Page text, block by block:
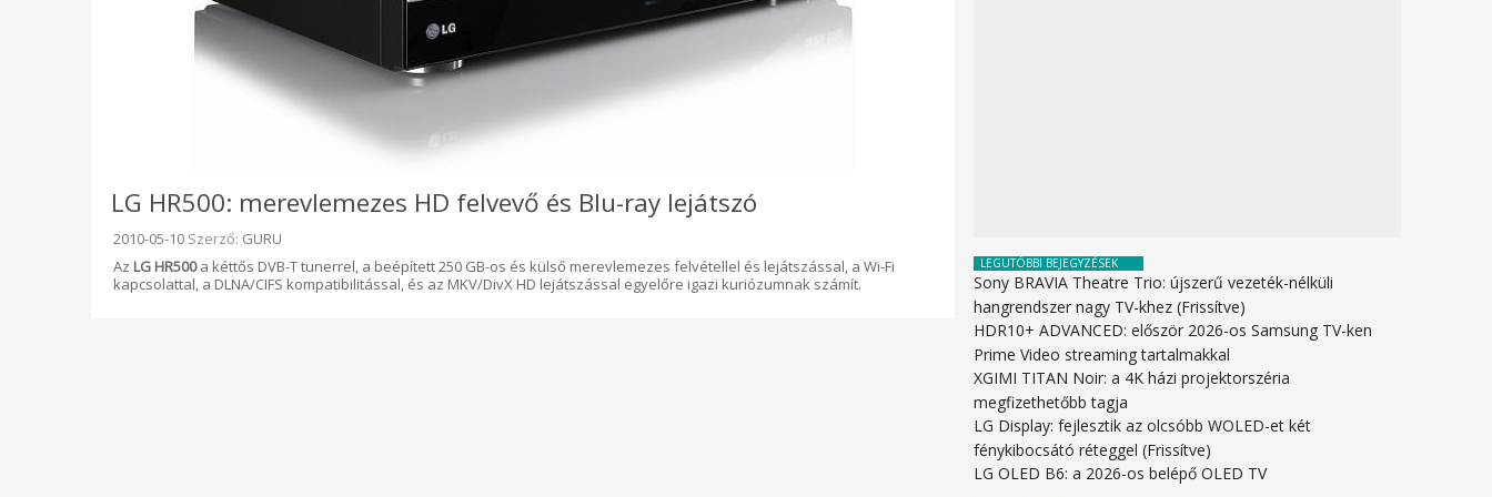
LG HR500: merevlemezes HD felvevő és Blu-ray lejátszó
Beküldve:
2010-05-10 Szerző: GURU
Az LG HR500a kéttős DVB-T tunerrel, a beépített 250 GB-os és külső merevlemezes felvétellel és lejátszással, a Wi-Fi
kapcsolattal, a DLNA/CIFS kompatibilitással, és az MKV/DivX HD lejátszással egyelőre igazi kuriózumnak számít.
LEGUTÓBBI BEJEGYZÉSEK
Sony BRAVIA Theatre Trio: újszerű vezeték-nélküli
hangrendszer nagy TV-khez (Frissítve)
HDR10+ ADVANCED: először 2026-os Samsung TV-ken
Prime Video streaming tartalmakkal
XGIMI TITAN Noir: a 4K házi projektorszéria
megfizethetőbb tagja
LG Display: fejlesztik az olcsóbb WOLED-et két
fénykibocsátó réteggel (Frissítve)
LG OLED B6: a 2026-os belépő OLED TV